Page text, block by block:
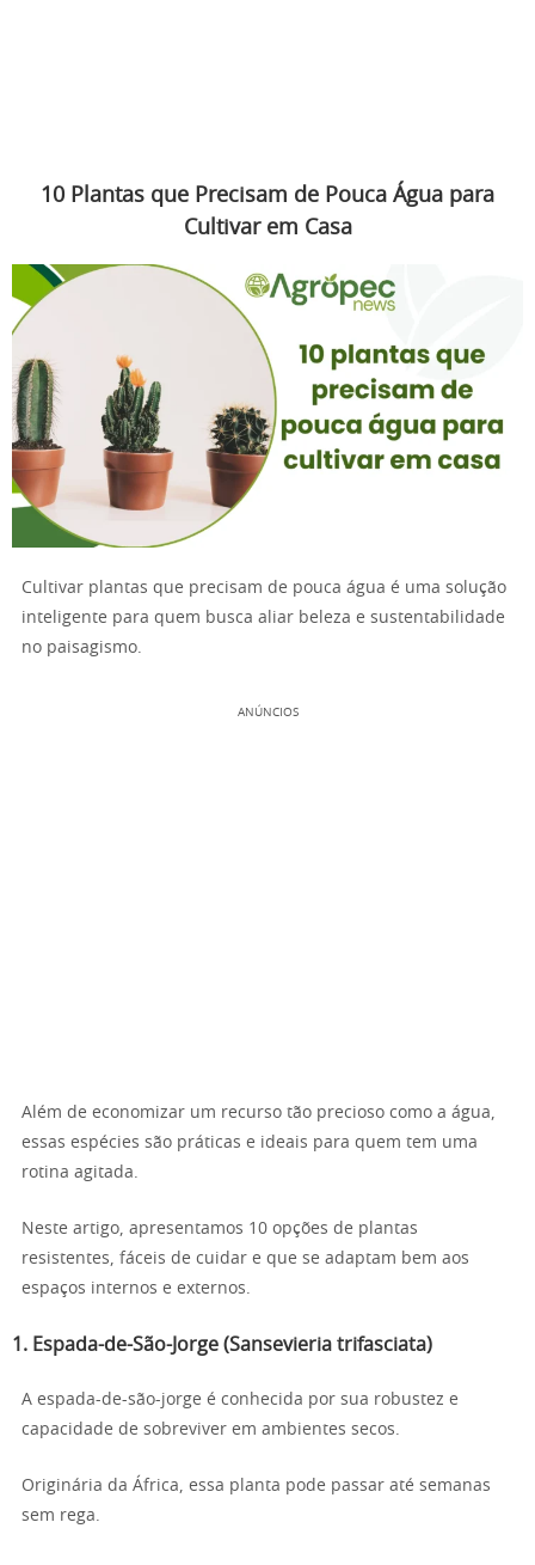
10 Plantas que Precisam de Pouca Água para
Cultivar em Casa
Cultivar plantas que precisam de pouca água é uma solução
inteligente para quem busca aliar beleza e sustentabilidade
no paisagismo.
ANÚNCIOS
Além de economizar um recurso tão precioso como a água,
essas espécies são práticas e ideais para quem tem uma
rotina agitada.
Neste artigo, apresentamos 10 opções de plantas
resistentes, fáceis de cuidar e que se adaptam bem aos
espaços internos e externos.
1. Espada-de-São-Jorge (Sansevieria trifasciata)
A espada-de-são-jorge é conhecida por sua robustez e
capacidade de sobreviver em ambientes secos.
Originária da África, essa planta pode passar até semanas
sem rega.